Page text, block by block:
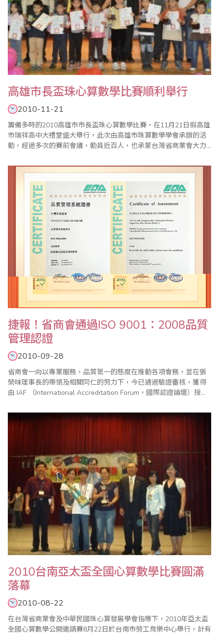
高雄市長盃珠心算數學比賽順利舉行
2010-11-21
籌備多時的2010高雄市市長盃珠心算數學比賽，在11月21日假高雄
市瑞祥高中大禮堂盛大舉行，此次由高雄市珠算數學學會承辦的活
動，經過多次的賽前會議，動員近百人，也承蒙台灣省商業會大力
協助，讓此次比賽能夠順利進行。 當日除了教育局的大家長蔡清華
榮、瑞豐國中林建志校長、鎮昌國小陳建..
捷報！省商會通過ISO 9001：2008品質
管理認證
2010-09-28
省商會一向以專業服務，品質第一的態度在推動各項會務，並在張
榮味理事長的帶領及相關同仁的努力下，今已通過驗證審核，獲得
由 IAF （International Accreditation Forum，國際認證論壇）授權
ISO 9001：2008品質管理系統證書。 ISO 9001：2008版相較..
2010台南亞太盃全國心算數學比賽圓滿
落幕
2010-08-22
在台灣省商業會及中華民國珠心算發展學會指導下，2010年亞太盃
全國心算數學公開邀請賽8月22日於台南市勞工育樂中心舉行，計有